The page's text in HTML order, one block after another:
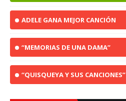
ADELE GANA MEJOR CANCIÓN
“MEMORIAS DE UNA DAMA”
“QUISQUEYA Y SUS CANCIONES”